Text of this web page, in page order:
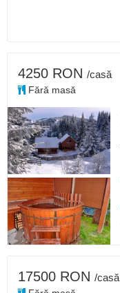
4250 RON /casă
Fără masă
17500 RON /casă